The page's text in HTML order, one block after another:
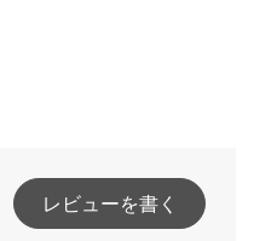
レビューを書く